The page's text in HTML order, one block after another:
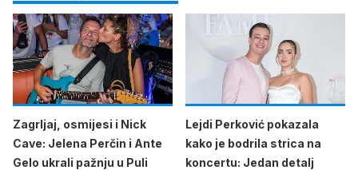
Zagrljaj, osmijesi i Nick
Cave: Jelena Perčin i Ante
Gelo ukrali pažnju u Puli
Lejdi Perković pokazala
kako je bodrila strica na
koncertu: Jedan detalj